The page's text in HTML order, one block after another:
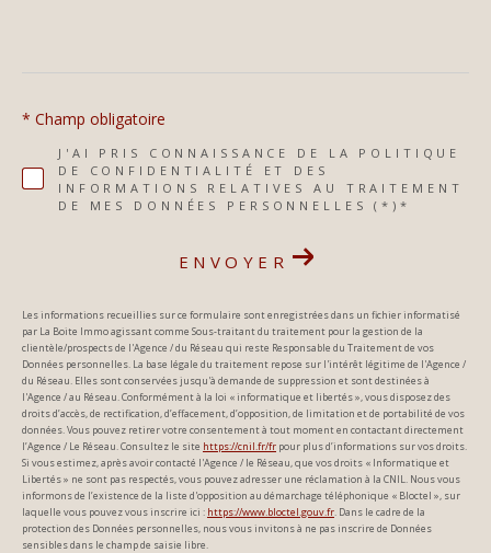
J'AI PRIS CONNAISSANCE DE LA POLITIQUE
DE CONFIDENTIALITÉ ET DES
INFORMATIONS RELATIVES AU TRAITEMENT
DE MES DONNÉES PERSONNELLES (*)*
* Champ obligatoire
ENVOYER
Les informations recueillies sur ce formulaire sont enregistrées dans un fichier informatisé
par La Boite Immo agissant comme Sous-traitant du traitement pour la gestion de la
clientèle/prospects de l'Agence / du Réseau qui reste Responsable du Traitement de vos
Données personnelles. La base légale du traitement repose sur l'intérêt légitime de l'Agence /
du Réseau. Elles sont conservées jusqu'à demande de suppression et sont destinées à
l'Agence / au Réseau. Conformément à la loi « informatique et libertés », vous disposez des
droits d’accès, de rectification, d’effacement, d’opposition, de limitation et de portabilité de vos
données. Vous pouvez retirer votre consentement à tout moment en contactant directement
l’Agence / Le Réseau. Consultez le site https://cnil.fr/fr pour plus d’informations sur vos droits.
Si vous estimez, après avoir contacté l'Agence / le Réseau, que vos droits « Informatique et
Libertés » ne sont pas respectés, vous pouvez adresser une réclamation à la CNIL. Nous vous
informons de l’existence de la liste d'opposition au démarchage téléphonique « Bloctel », sur
laquelle vous pouvez vous inscrire ici : https://www.bloctel.gouv.fr . Dans le cadre de la
protection des Données personnelles, nous vous invitons à ne pas inscrire de Données
sensibles dans le champ de saisie libre.